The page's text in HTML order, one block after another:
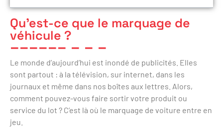
Qu’est-ce que le marquage de
véhicule ?
Le monde d’aujourd’hui est inondé de publicités. Elles
sont partout : à la télévision, sur internet, dans les
journaux et même dans nos boîtes aux lettres. Alors,
comment pouvez-vous faire sortir votre produit ou
service du lot ? C’est là où le marquage de voiture entre en
jeu.